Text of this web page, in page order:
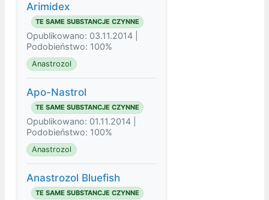
Arimidex
TE SAME SUBSTANCJE CZYNNE
Opublikowano: 03.11.2014 |
Podobieństwo: 100%
Anastrozol
Apo-Nastrol
TE SAME SUBSTANCJE CZYNNE
Opublikowano: 01.11.2014 |
Podobieństwo: 100%
Anastrozol
Anastrozol Bluefish
TE SAME SUBSTANCJE CZYNNE